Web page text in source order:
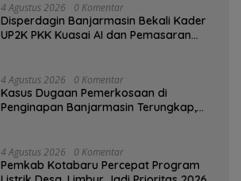
4 Agustus 2026 0 Komentar
Disperdagin Banjarmasin Bekali Kader
UP2K PKK Kuasai AI dan Pemasaran
4 Agustus 2026 0 Komentar
Kasus Dugaan Pemerkosaan di
Penginapan Banjarmasin Terungkap,
4 Agustus 2026 0 Komentar
Pemkab Kotabaru Percepat Program